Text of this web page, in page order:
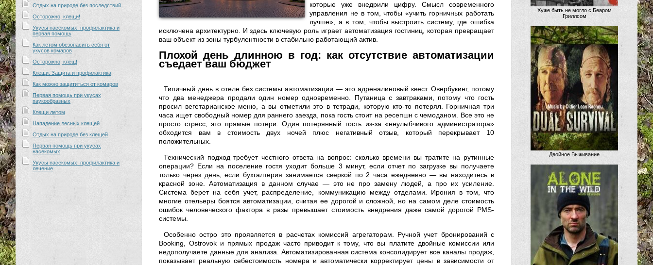
Отдых на природе без последствий
Осторожно, клещи!
Укусы насекомых: профилактика и
первая помощь
Как летом обезопасить себя от
укусов комаров
Осторожно, клещ!
Клещи. Защита и профилактика
Как можно защититься от комаров
Первая помощь при укусах
паукообразных
Клещи летом
Нападение лесных клещей
Отдых на природе без клещей
Первая помощь при укусах
насекомых
Укусы насекомых: профилактика и
лечение
которые уже внедрили цифру. Смысл современного
управления не в том, чтобы «учить горничных работать
лучше», а в том, чтобы выстроить систему, где ошибка
исключена архитектурно. И здесь ключевую роль играет автоматизация гостиниц, которая превращает
ваш объект из зоны турбулентности в стабильно работающий актив.
Плохой день длинною в год: как отсутствие автоматизации
съедает ваш бюджет
Типичный день в отеле без системы автоматизации — это адреналиновый квест. Овербукинг, потому
что два менеджера продали один номер одновременно. Путаница с завтраками, потому что гость
просил вегетарианское меню, а вы отметили это в тетради, которую кто-то потерял. Горничная три
часа ищет свободный номер для раннего заезда, пока гость стоит на ресепшн с чемоданом. Все это не
просто стресс, это прямые потери. Один потерянный гость из-за «неулыбчивого администратора»
обходится вам в стоимость двух ночей плюс негативный отзыв, который перекрывает 10
положительных.
Технический подход требует честного ответа на вопрос: сколько времени вы тратите на рутинные
операции? Если на поселение гостя уходит больше 3 минут, если отчет по загрузке вы получаете
только через день, если бухгалтерия занимается сверкой по 2 часа ежедневно — вы находитесь в
красной зоне. Автоматизация в данном случае — это не про замену людей, а про их усиление.
Система берет на себя учет, распределение, коммуникацию между отделами. Ирония в том, что
многие отельеры боятся автоматизации, считая ее дорогой и сложной, но на самом деле стоимость
ошибок человеческого фактора в разы превышает стоимость внедрения даже самой дорогой PMS-
системы.
Особенно остро это проявляется в расчетах комиссий агрегаторам. Ручной учет бронирований с
Booking, Ostrovok и прямых продаж часто приводит к тому, что вы платите двойные комиссии или
недополучаете данные для анализа. Автоматизированная система консолидирует все каналы продаж,
показывает реальную себестоимость номера и автоматически корректирует цены в зависимости от
Хуже быть не могло с Беаром
Гриллсом
Двойное Выживание